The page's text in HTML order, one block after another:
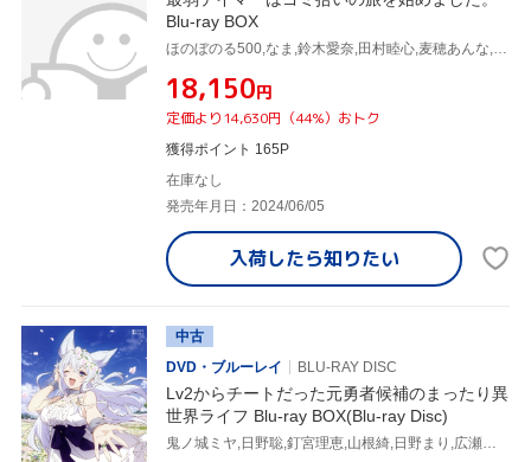
Blu-ray BOX
¥18,150円
定価より14,630円（44%）おトク
獲得ポイント 165P
在庫なし
発売年月日：2024/06/05
入荷したら知りたい
中古
DVD・ブルーレイ
BLU-RAY DISC
Lv2からチートだった元勇者候補のまったり異
世界ライフ Blu-ray BOX(Blu-ray Disc)
鬼ノ城ミヤ,日野聡,釘宮理恵,山根綺,日野まり,広瀬ゆうき,諏訪壮大,夢見クジラ